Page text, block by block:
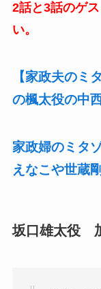
2話と3話のゲ
い。
【家政夫のミ
の楓太役の中
家政婦のミタ
えなこや世蔵
坂口雄太役